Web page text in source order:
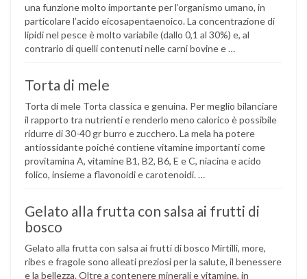
una funzione molto importante per l’organismo umano, in
particolare l’acido eicosapentaenoico. La concentrazione di
lipidi nel pesce è molto variabile (dallo 0,1 al 30%) e, al
contrario di quelli contenuti nelle carni bovine e …
Torta di mele
Torta di mele Torta classica e genuina. Per meglio bilanciare
il rapporto tra nutrienti e renderlo meno calorico è possibile
ridurre di 30-40 gr burro e zucchero. La mela ha potere
antiossidante poiché contiene vitamine importanti come
provitamina A, vitamine B1, B2, B6, E e C, niacina e acido
folico, insieme a flavonoidi e carotenoidi. …
Gelato alla frutta con salsa ai frutti di
bosco
Gelato alla frutta con salsa ai frutti di bosco Mirtilli, more,
ribes e fragole sono alleati preziosi per la salute, il benessere
e la bellezza. Oltre a contenere minerali e vitamine, in